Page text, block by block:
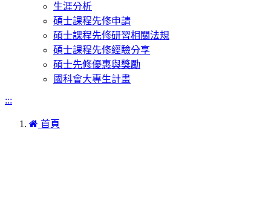
生涯分析
碩士課程先修申請
碩士課程先修研習相關法規
碩士課程先修經驗分享
碩士先修優惠與獎勵
國科會大專生計畫
:::
首頁